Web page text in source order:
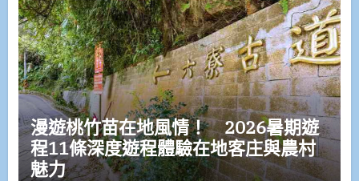
漫遊桃竹苗在地風情！ 2026暑期遊
程11條深度遊程體驗在地客庄與農村
魅力